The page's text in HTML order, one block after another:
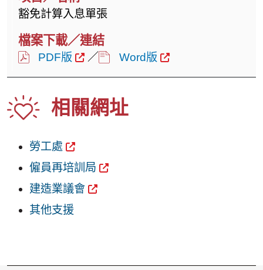
豁免計算入息單張
PDF版 ／ Word版
相關網址
勞工處
僱員再培訓局
建造業議會
其他支援